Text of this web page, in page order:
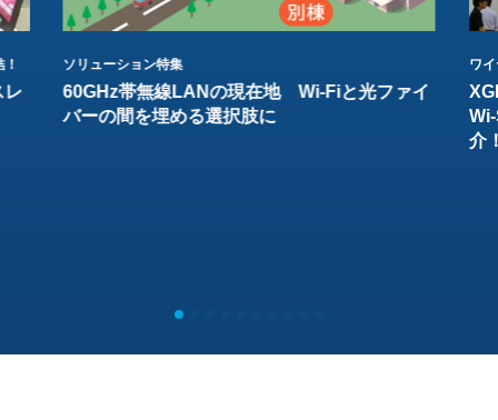
レ
ソリューション特集
60GHz帯無線LANの現在地 Wi-Fiと光ファイ
バーの間を埋める選択肢に
ワ
介